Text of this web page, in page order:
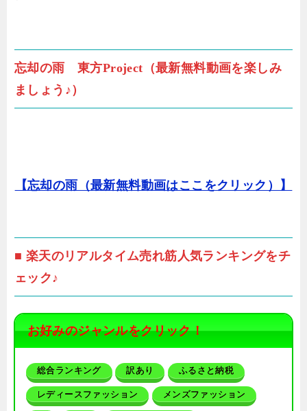
忘却の雨 東方Project（最新無料動画を楽しみ
ましょう♪）
【忘却の雨（最新無料動画はここをクリック）】
■ 楽天のリアルタイム売れ筋人気ランキングをチ
ェック♪
お好みのジャンルをクリック！
総合ランキング 訳あり ふるさと納税
レディースファッション メンズファッション